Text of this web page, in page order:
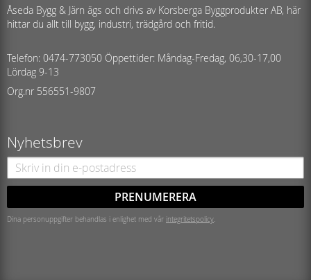
Åseda Bygg & Järn ägs och drivs av Korsberga Byggprodukter AB, här
hittar du allt till bygg, industri, trädgård och fritid.
Telefon: 0474-773050 Öppettider: Måndag-Fredag, 06,30-17,00
Lördag 9-13
Org.nr 556551-9807
Nyhetsbrev
PRENUMERERA
Dina personuppgifter behandlas i enlighet med vår integritetspolicy.